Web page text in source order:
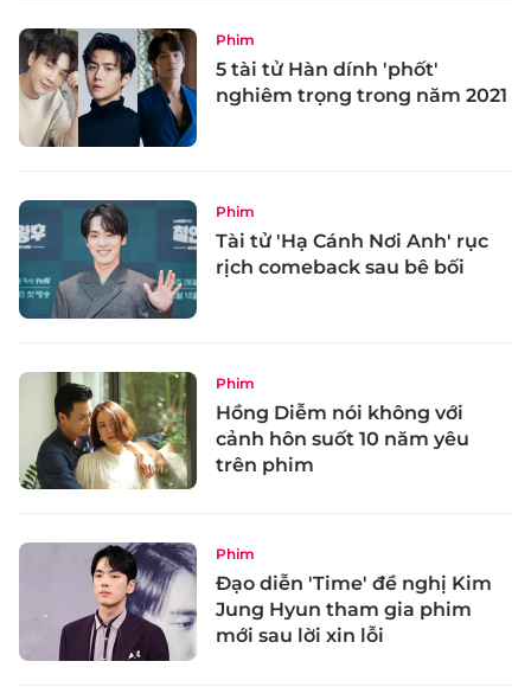
Phim
5 tài tử Hàn dính 'phốt'
nghiêm trọng trong năm 2021
Phim
Tài tử 'Hạ Cánh Nơi Anh' rục
rịch comeback sau bê bối
Phim
Hồng Diễm nói không với
cảnh hôn suốt 10 năm yêu
trên phim
Phim
Đạo diễn 'Time' đề nghị Kim
Jung Hyun tham gia phim
mới sau lời xin lỗi